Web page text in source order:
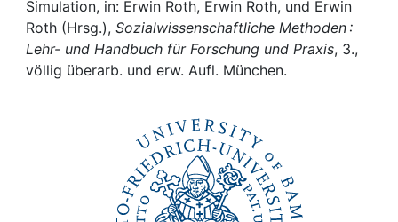
Institutions
Awards
Simulation, in: Erwin Roth, Erwin Roth, und Erwin
Roth (Hrsg.), Sozialwissenschaftliche Methoden :
Lehr- und Handbuch für Forschung und Praxis, 3.,
völlig überarb. und erw. Aufl. München.